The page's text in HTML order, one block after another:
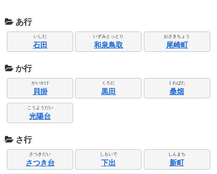
あ行
いしだ
石田
いずみとっとり
和泉鳥取
おざきちょう
尾崎町
か行
かいかけ
貝掛
くろだ
黒田
くわばた
桑畑
こうようだい
光陽台
さ行
さつきだい
さつき台
しもいで
下出
しんまち
新町